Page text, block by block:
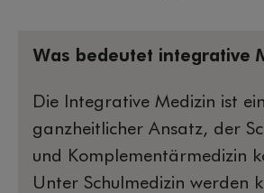
Was bedeutet integrative
Die Integrative Medizin ist ein
ganzheitlicher Ansatz, der
und Komplementärmedizin
Unter Schulmedizin werden